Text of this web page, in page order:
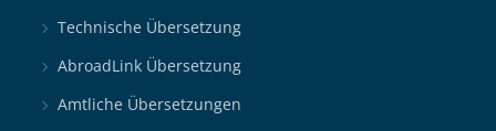
Technische Übersetzung
AbroadLink Übersetzung
Amtliche Übersetzungen